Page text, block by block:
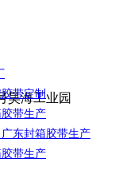
带定制
带生产
东封箱胶带生产
带生产
昊海工业园